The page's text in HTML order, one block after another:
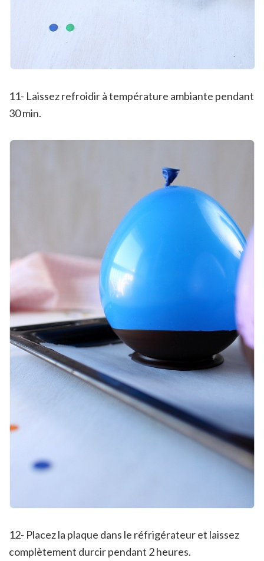
11- Laissez refroidir à température ambiante pendant
30 min.
12- Placez la plaque dans le réfrigérateur et laissez
complètement durcir pendant 2 heures.